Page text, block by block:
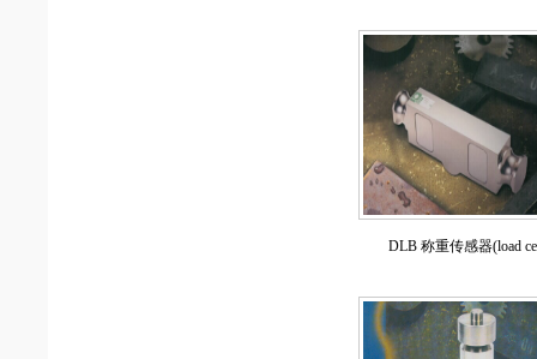
DLB 称重传感器(load